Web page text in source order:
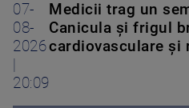
07-
08-
2026
20:09
Medicii trag un
Canicula și frigul
cardiovasculare și